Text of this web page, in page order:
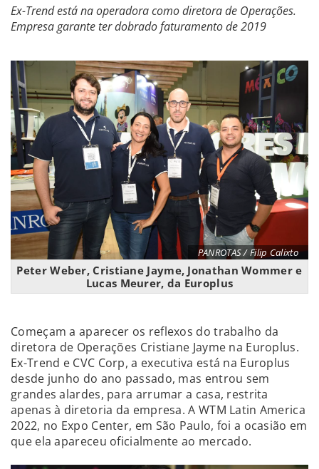
Ex-Trend está na operadora como diretora de Operações.
Empresa garante ter dobrado faturamento de 2019
PANROTAS / Filip Calixto
Peter Weber, Cristiane Jayme, Jonathan Wommer e
Lucas Meurer, da Europlus
Começam a aparecer os reflexos do trabalho da
diretora de Operações Cristiane Jayme na Europlus.
Ex-Trend e CVC Corp, a executiva está na Europlus
desde junho do ano passado, mas entrou sem
grandes alardes, para arrumar a casa, restrita
apenas à diretoria da empresa. A WTM Latin America
2022, no Expo Center, em São Paulo, foi a ocasião em
que ela apareceu oficialmente ao mercado.